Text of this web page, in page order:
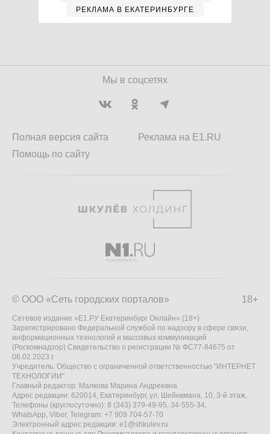
РЕКЛАМА В ЕКАТЕРИНБУРГЕ
Мы в соцсетях
Полная версия сайта
Помощь по сайту
Реклама на E1.RU
18+
© ООО «Сеть городских порталов»
Сетевое издание «Е1.РУ Екатеринбург Онлайн» (18+)
Зарегистрировано Федеральной службой по надзору в сфере связи,
информационных технологий и массовых коммуникаций
(Роскомнадзор) Свидетельство о регистрации № ФС77-84675 от
06.02.2023 г.
Учредитель: Общество с ограниченной ответственностью "ИНТЕРНЕТ
ТЕХНОЛОГИИ"
Главный редактор: Малкова Марина Андреевна
Адрес редакции: 620014, Екатеринбург, ул. Шейнкмана, 10, 3-й этаж,
Телефоны (круглосуточно): 8 (343) 379-49-95, 34-555-34,
WhatsApp, Viber, Telegram: +7 909 704-57-70
Электронный адрес редакции: e1@shkulev.ru